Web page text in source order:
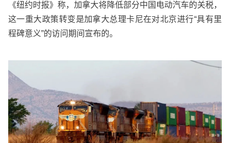
《纽约时报》称，加拿大将降低部分中国电动汽车的关税，
这一重大政策转变是加拿大总理卡尼在对北京进行“具有里
程碑意义”的访问期间宣布的。